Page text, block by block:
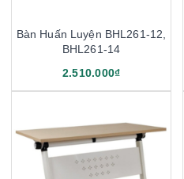
Bàn Huấn Luyện BHL261-12,
BHL261-14
2.510.000₫